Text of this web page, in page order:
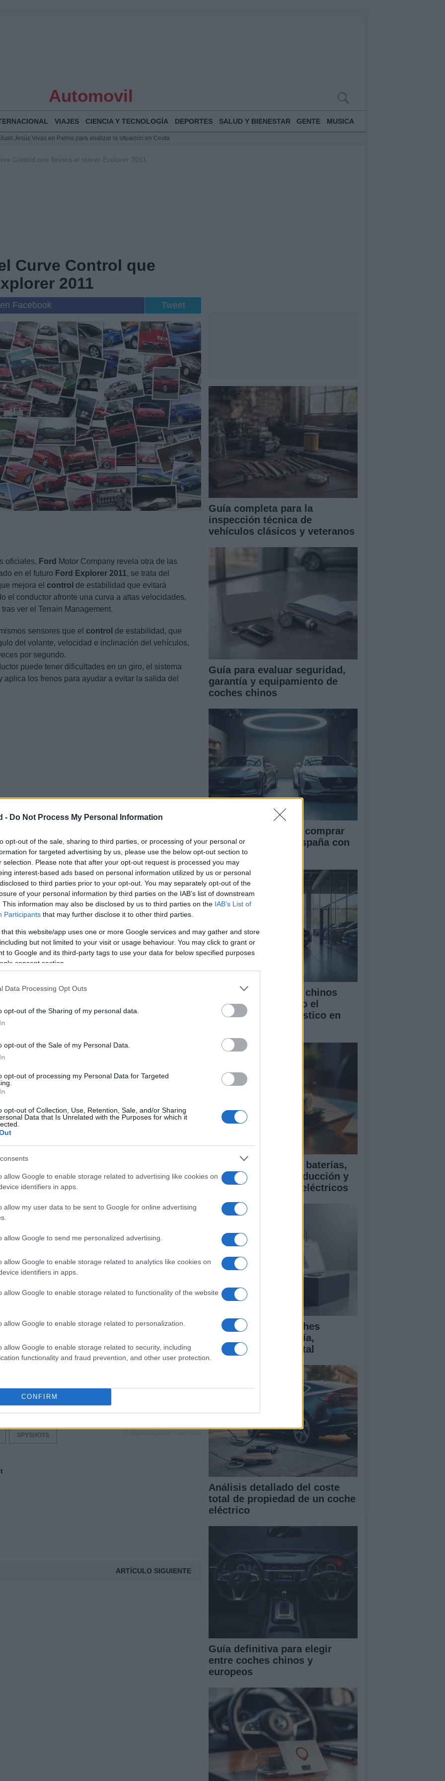
- Do Not Process My Personal Information
opt-out of the sale, sharing to third parties, or processing of your personal or
for targeted advertising by us, please use the below opt-out section to
selection. Please note that after your opt-out request is processed you may
interest-based ads based on personal information utilized by us or personal
to third parties prior to your opt-out. You may separately opt-out of the
of your personal information by third parties on the IAB’s list of downstream
This information may also be disclosed by us to third parties on the IAB’s List of
Participants that may further disclose it to other third parties.
that this website/app uses one or more Google services and may gather and store
but not limited to your visit or usage behaviour. You may click to grant or
to Google and its third-party tags to use your data for below specified purposes
consent section.
Data Processing Opt Outs
opt-out of the Sharing of my personal data.
opt-out of the Sale of my Personal Data.
opt-out of processing my Personal Data for Targeted
opt-out of Collection, Use, Retention, Sale, and/or Sharing
Data that Is Unrelated with the Purposes for which it
allow Google to enable storage related to advertising like cookies on
identifiers in apps.
allow my user data to be sent to Google for online advertising
allow Google to send me personalized advertising.
allow Google to enable storage related to analytics like cookies on
identifiers in apps.
allow Google to enable storage related to functionality of the website
allow Google to enable storage related to personalization.
allow Google to enable storage related to security, including
functionality and fraud prevention, and other user protection.
CONFIRM
Automovil
VIAJES CIENCIA Y TECNOLOGÍA DEPORTES SALUD Y BIENESTAR GENTE MUSICA
Jesús Vivas en Palma para analizar la situación en Ceuta
y humanitario en Ceuta tras la llegada masiva de migrantes
Control que llevará el nuevo Explorer 2011
Curve Control que
2011
Facebook Tweet
oficiales, Ford Motor Company revela otra de las
en el futuro Ford Explorer 2011, se trata del
mejora el control de estabilidad que evitará
el conductor afronte una curva a altas velocidades,
ver el Terrain Management.
sensores que el control de estabilidad, que
del volante, velocidad e inclinación del vehículos,
por segundo.
puede tener dificultades en un giro, el sistema
los frenos para ayudar a evitar la salida del
corte de la potencia del motor aún más rápido en
que no está haciendo las curvas tan rápido
de una capa adicional de monitoreo, con lo que
la reducción de velocidad puede ser de hasta
un elemento incluido de serie en el
y que hará disfrutar la conducción.
afirmado que tiene el plan de incluir el
crossovers y van en Norteamérica para el año
2011 EXPLORER 2012
ECOBOOST NUEVA EXPLORER
NUEVO EXPLORER 2011
NUEVO FORD EXPLORER
SPYSHOTS
ARTÍCULO SIGUIENTE
Guía completa para la
inspección técnica de
vehículos clásicos y veteranos
Guía para evaluar seguridad,
garantía y equipamiento de
coches chinos
Guía definitiva para comprar
coches chinos en España con
seguridad
Cómo los vehículos chinos
están transformando el
mercado automovilístico en
Guía para comparar baterías,
asistencias a la conducción y
garantía en coches eléctricos
Comparativa de coches
eléctricos: tecnología,
garantías y coste total
Análisis detallado del coste
total de propiedad de un coche
eléctrico
Guía definitiva para elegir
entre coches chinos y
europeos